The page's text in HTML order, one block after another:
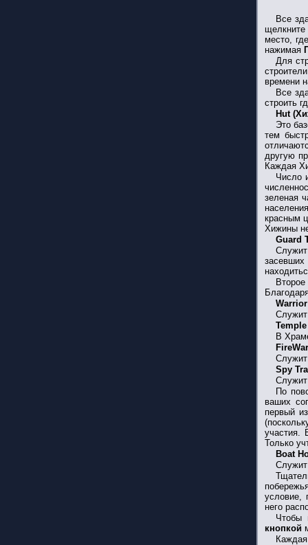
Все
место,
нажимая
Для
времени
Все
строить
Hut
Это
тем
другую
Каждая
Число
зеленая
красным
Хижины
Guard
Служит
Temple
В
Служит
Spy
По
ваших
первый
участия.
Только
Boat
Служит
условие,
него
Чтобы
кнопкой